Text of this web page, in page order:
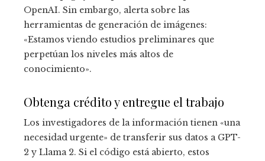
OpenAI. Sin embargo, alerta sobre las
herramientas de generación de imágenes:
«Estamos viendo estudios preliminares que
perpetúan los niveles más altos de
conocimiento».
Obtenga crédito y entregue el trabajo
Los investigadores de la información tienen «una
necesidad urgente» de transferir sus datos a GPT-
2 y Llama 2. Si el código está abierto, estos